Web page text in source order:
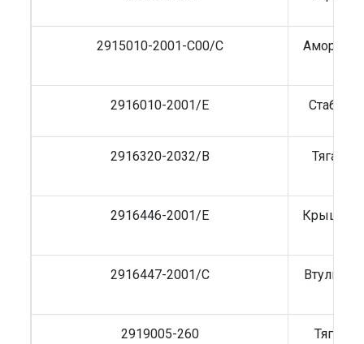
2915010-2001-C00/C
2916010-2001/E
2916320-2032/B Тяга
2916446-2001/E Крышка
2916447-2001/C
Втулка
2919005-260 Тяга V